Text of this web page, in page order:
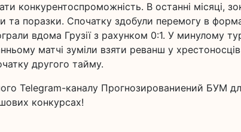
конкурентоспроможність. В останні місяці,
та поразки. Спочатку здобули перемогу в
вдома Грузії з рахунком 0:1. У минулому
матчі зуміли взяти реванш у
другого тайму.
Telegram-каналу Прогнозированиений БУМ
конкурсах!